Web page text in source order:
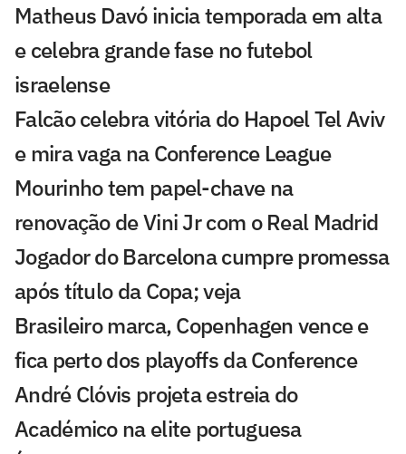
Matheus Davó inicia temporada em alta
e celebra grande fase no futebol
israelense
Falcão celebra vitória do Hapoel Tel Aviv
e mira vaga na Conference League
Mourinho tem papel-chave na
renovação de Vini Jr com o Real Madrid
Jogador do Barcelona cumpre promessa
após título da Copa; veja
Brasileiro marca, Copenhagen vence e
fica perto dos playoffs da Conference
André Clóvis projeta estreia do
Académico na elite portuguesa